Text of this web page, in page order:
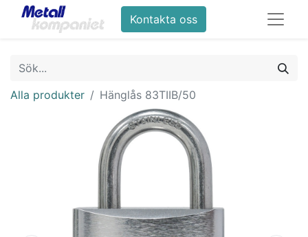
Kontakta oss
Alla produkter Hänglås 83TIIB/50